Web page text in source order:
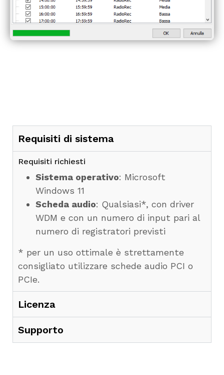
Requisiti di sistema
Requisiti richiesti
Sistema operativo: Microsoft
Windows 11
Scheda audio: Qualsiasi*, con driver
WDM e con un numero di input pari al
numero di registratori previsti
* per un uso ottimale è strettamente
consigliato utilizzare schede audio PCI o
PCIe.
Licenza
Supporto